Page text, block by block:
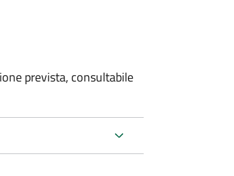
prevista, consultabile